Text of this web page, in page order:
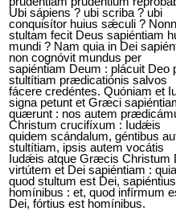
Ubi sápiens ? ubi scriba ? ubi
conquisítor huius sǽculi ?
stultam fecit Deus sapiéntiam
mundi ? Nam quia in Dei
non cognóvit mundus per
sapiéntiam Deum : plácuit Deo
stultítiam prædicatiónis salvos
fácere credéntes. Quóniam et
signa petunt et Græci
quærunt : nos autem
Christum crucifíxum : Iudǽis
quidem scándalum, géntibus
stultítiam, ipsis autem vocátis
Iudǽis atque Græcis Christum
virtútem et Dei sapiéntiam :
quod stultum est Dei,
homínibus : et, quod infírmum
Dei, fórtius est homínibus.